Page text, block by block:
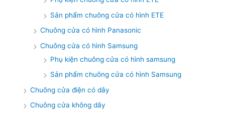
Sản phẩm chuông cửa có hình ETE
Chuông cửa có hình Panasonic
Chuông cửa có hình Samsung
Phụ kiện chuông cửa có hình samsung
Sản phẩm chuông cửa có hình Samsung
Chuông cửa điện có dây
Chuông cửa không dây